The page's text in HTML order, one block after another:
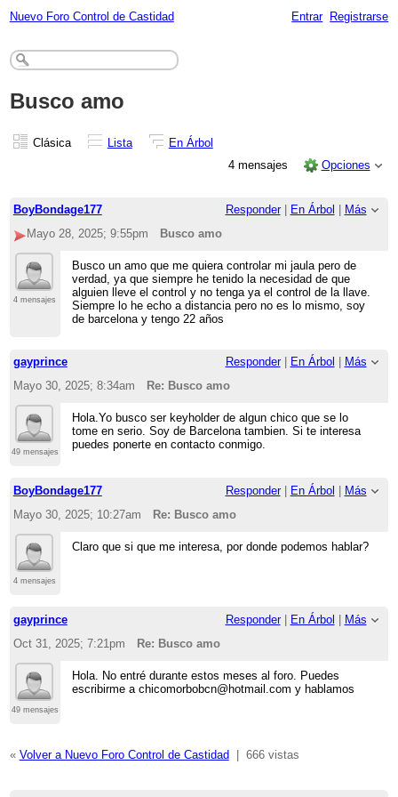
Nuevo Foro Control de Castidad Entrar Registrarse
Busco amo
Clásica Lista
En Árbol
4 mensajes
Opciones
BoyBondage177 Responder| En Árbol
Más
Mayo 28, 2025; 9:55pm
Busco amo
4 mensajes
Busco un amo que me quiera controlar mi jaula pero de
verdad, ya que siempre he tenido la necesidad de que
alguien lleve el control y no tenga ya el control de la llave.
Siempre lo he echo a distancia pero no es lo mismo, soy
de barcelona y tengo 22 años
gayprince Responder| En Árbol
Más
Mayo 30, 2025; 8:34am
Re: Busco amo
49 mensajes
Hola.Yo busco ser keyholder de algun chico que se lo
tome en serio. Soy de Barcelona tambien. Si te interesa
puedes ponerte en contacto conmigo.
BoyBondage177 Responder| En Árbol
Más
Mayo 30, 2025; 10:27am
Re: Busco amo
4 mensajes
Claro que si que me interesa, por donde podemos hablar?
gayprince Responder| En Árbol
Más
Oct 31, 2025; 7:21pm
Re: Busco amo
49 mensajes
Hola. No entré durante estos meses al foro. Puedes
escribirme a chicomorbobcn@hotmail.com y hablamos
« Volver a Nuevo Foro Control de Castidad| 666 vistas